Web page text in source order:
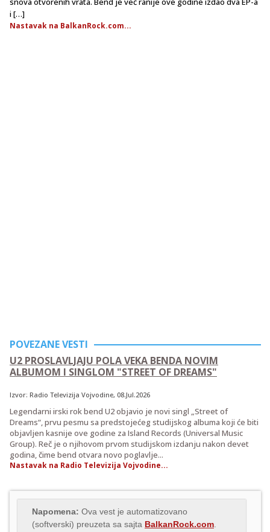
i […]
Nastavak na BalkanRock.com...
POVEZANE VESTI
U2 PROSLAVLJAJU POLA VEKA BENDA NOVIM
ALBUMOM I SINGLOM "STREET OF DREAMS"
Izvor: Radio Televizija Vojvodine, 08.Jul.2026
Legendarni irski rok bend U2 objavio je novi singl „Street of
Dreams“, prvu pesmu sa predstojećeg studijskog albuma koji će biti
objavljen kasnije ove godine za Island Records (Universal Music
Group). Reč je o njihovom prvom studijskom izdanju nakon devet
godina, čime bend otvara novo poglavlje...
Nastavak na Radio Televizija Vojvodine...
Napomena: Ova vest je automatizovano
(softverski) preuzeta sa sajta BalkanRock.com